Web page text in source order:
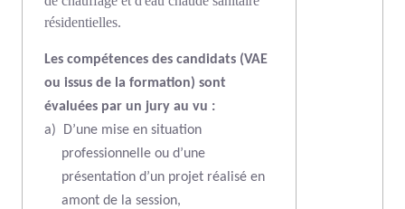
résidentielles.
Les compétences des candidats (VAE
ou issus de la formation) sont
évaluées par un jury au vu :
a)
D’une mise en situation
professionnelle ou d’une
présentation d’un projet réalisé en
amont de la session,